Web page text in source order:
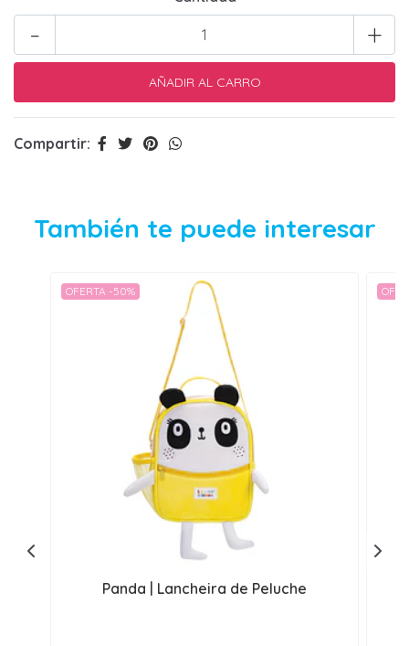
+
-
Compartir:
También te puede interesar
OFERTA -50%
Panda | Lancheira de Peluche